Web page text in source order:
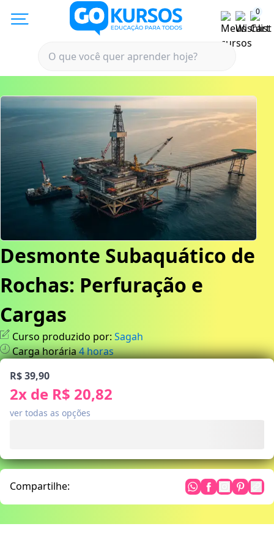
0
Desmonte Subaquático de
Rochas: Perfuração e
Cargas
Curso produzido por: Sagah
Carga horária4horas
R$ 39,90
2x de R$ 20,82
ver todas as opções
Compartilhe: